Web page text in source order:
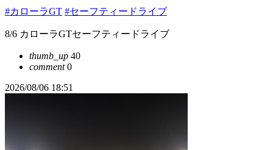
#カローラGT #セーフティードライブ
8/6 カローラGTセーフティードライブ
thumb_up 40
comment0
2026/08/06 18:51